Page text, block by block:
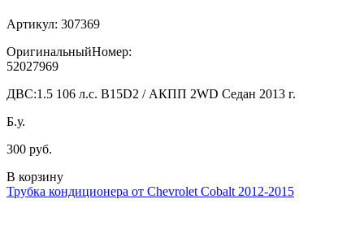
Артикул: 307369
ОригинальныйНомер:
52027969
ДВС:1.5 106 л.с. B15D2 / АКПП 2WD Седан 2013 г.
Б.у.
300 руб.
В корзину
Трубка кондиционера от Chevrolet Cobalt 2012-2015